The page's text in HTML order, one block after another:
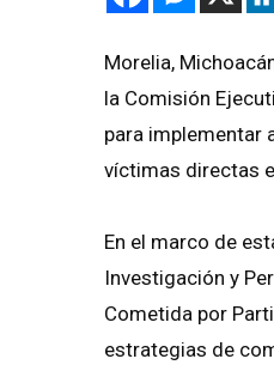
Morelia,
la Comisión
para implementar
víctimas directas
En el marco de
Investigación y
Cometida por
estrategias de